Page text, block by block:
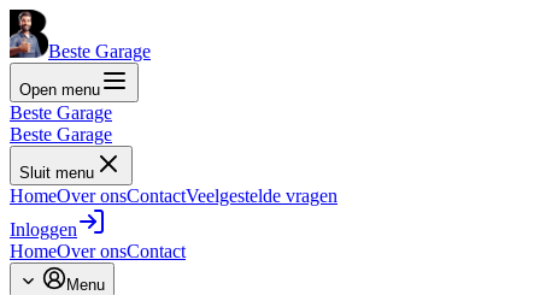
Beste Garage
Open menu
Beste Garage
Beste Garage
Sluit menu
HomeOver onsContactVeelgestelde vragen
Inloggen
HomeOver onsContact
Menu